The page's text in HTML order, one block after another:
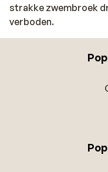
strakke zwembroek
verboden.